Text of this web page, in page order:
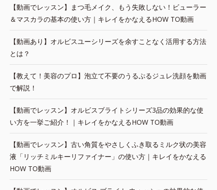
【動画でレッスン】まつ毛メイク、もう失敗しない！ビューラー
＆マスカラの基本の使い方｜キレイをかなえるHOW TO動画
【動画あり】オルビスユーシリーズを余すことなく活用する方法
とは？
【教えて！美容のプロ】泡立て不要のうるぷるジュレ洗顔を動画
で解説！
【動画でレッスン】オルビスブライトシリーズ3品の効果的な使
い方を一挙ご紹介！｜キレイをかなえるHOW TO動画
【動画でレッスン】古い角質をやさしくふき取るミルク状の美容
液「リッチミルキーリファイナー」の使い方｜キレイをかなえる
HOW TO動画